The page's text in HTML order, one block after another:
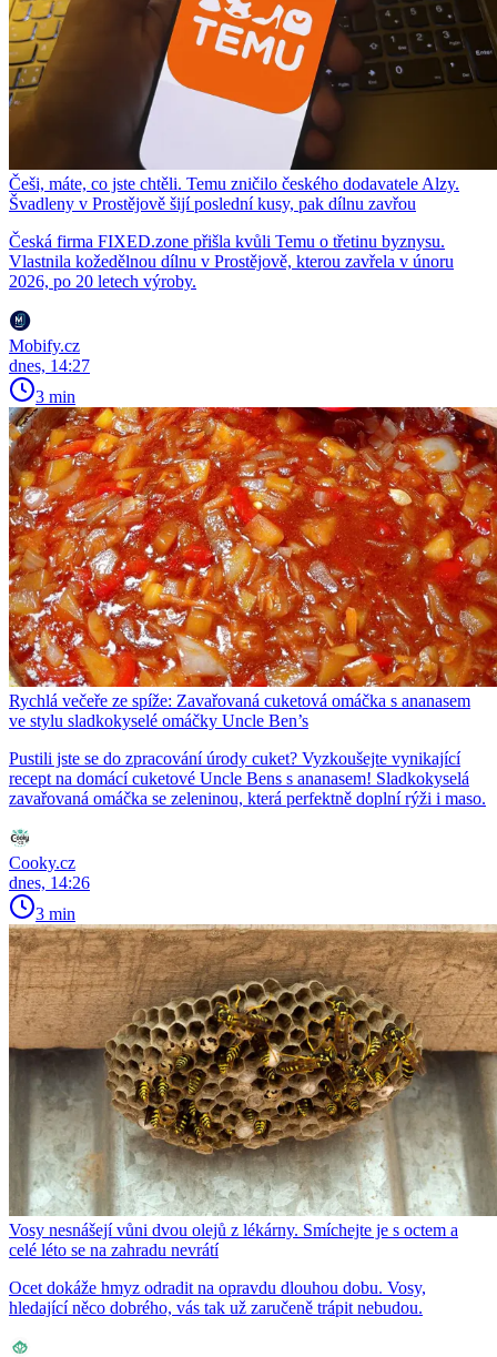
Češi, máte, co jste chtěli. Temu zničilo českého dodavatele Alzy.
Švadleny v Prostějově šijí poslední kusy, pak dílnu zavřou
Česká firma FIXED.zone přišla kvůli Temu o třetinu byznysu.
Vlastnila kožedělnou dílnu v Prostějově, kterou zavřela v únoru
2026, po 20 letech výroby.
Mobify.cz
dnes, 14:27
3 min
Rychlá večeře ze spíže: Zavařovaná cuketová omáčka s ananasem
ve stylu sladkokyselé omáčky Uncle Ben’s
Pustili jste se do zpracování úrody cuket? Vyzkoušejte vynikající
recept na domácí cuketové Uncle Bens s ananasem! Sladkokyselá
zavařovaná omáčka se zeleninou, která perfektně doplní rýži i maso.
Cooky.cz
dnes, 14:26
3 min
Vosy nesnášejí vůni dvou olejů z lékárny. Smíchejte je s octem a
celé léto se na zahradu nevrátí
Ocet dokáže hmyz odradit na opravdu dlouhou dobu. Vosy,
hledající něco dobrého, vás tak už zaručeně trápit nebudou.